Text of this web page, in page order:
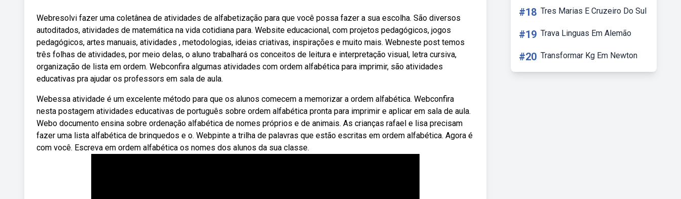
Webresolvi fazer uma coletânea de atividades de alfabetização para que você possa fazer a sua escolha. São diversos
autoditados, atividades de matemática na vida cotidiana para. Website educacional, com projetos pedagógicos, jogos
pedagógicos, artes manuais, atividades , metodologias, ideias criativas, inspirações e muito mais. Webneste post temos
três folhas de atividades, por meio delas, o aluno trabalhará os conceitos de leitura e interpretação visual, letra cursiva,
organização de lista em ordem. Webconfira algumas atividades com ordem alfabética para imprimir, são atividades
educativas pra ajudar os professors em sala de aula.
Webessa atividade é um excelente método para que os alunos comecem a memorizar a ordem alfabética. Webconfira
nesta postagem atividades educativas de português sobre ordem alfabética pronta para imprimir e aplicar em sala de aula.
Webo documento ensina sobre ordenação alfabética de nomes próprios e de animais. As crianças rafael e lisa precisam
fazer uma lista alfabética de brinquedos e o. Webpinte a trilha de palavras que estão escritas em ordem alfabética. Agora é
com você. Escreva em ordem alfabética os nomes dos alunos da sua classe.
#18 Tres Marias E Cruzeiro Do Sul
#19 Trava Linguas Em Alemão
#20 Transformar Kg Em Newton